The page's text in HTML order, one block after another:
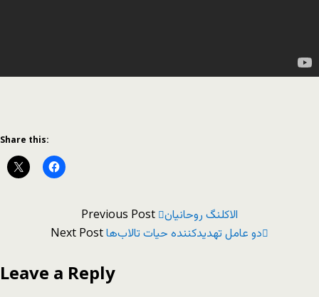
Share this:
Previous Post الاکلنگ روحانیان
Next Postدو عامل تهدیدکننده حیات تالاب‌ها
Leave a Reply